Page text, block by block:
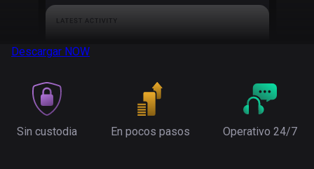
Descargar NOW
Sin custodia En pocos pasos Operativo 24/7